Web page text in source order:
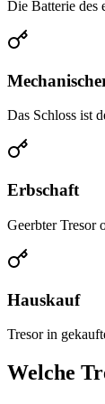
Die Batterie des
Das Schloss ist
Erbschaft
Geerbter Tresor
Hauskauf
Tresor in
Welche